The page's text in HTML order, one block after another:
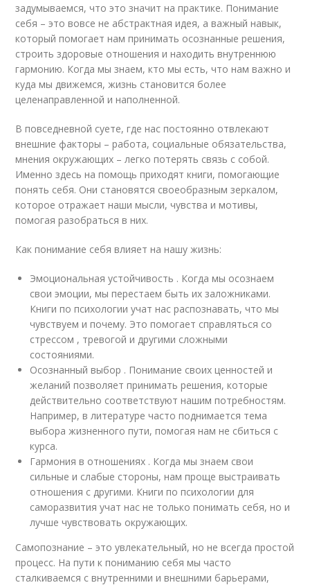
задумываемся, что это значит на практике. Понимание
себя – это вовсе не абстрактная идея, а важный навык,
который помогает нам принимать осознанные решения,
строить здоровые отношения и находить внутреннюю
гармонию. Когда мы знаем, кто мы есть, что нам важно и
куда мы движемся, жизнь становится более
целенаправленной и наполненной.
В повседневной суете, где нас постоянно отвлекают
внешние факторы – работа, социальные обязательства,
мнения окружающих – легко потерять связь с собой.
Именно здесь на помощь приходят книги, помогающие
понять себя. Они становятся своеобразным зеркалом,
которое отражает наши мысли, чувства и мотивы,
помогая разобраться в них.
Как понимание себя влияет на нашу жизнь:
Эмоциональная устойчивость . Когда мы осознаем
свои эмоции, мы перестаем быть их заложниками.
Книги по психологии учат нас распознавать, что мы
чувствуем и почему. Это помогает справляться со
стрессом , тревогой и другими сложными
состояниями.
Осознанный выбор . Понимание своих ценностей и
желаний позволяет принимать решения, которые
действительно соответствуют нашим потребностям.
Например, в литературе часто поднимается тема
выбора жизненного пути, помогая нам не сбиться с
курса.
Гармония в отношениях . Когда мы знаем свои
сильные и слабые стороны, нам проще выстраивать
отношения с другими. Книги по психологии для
саморазвития учат нас не только понимать себя, но и
лучше чувствовать окружающих.
Самопознание – это увлекательный, но не всегда простой
процесс. На пути к пониманию себя мы часто
сталкиваемся с внутренними и внешними барьерами,